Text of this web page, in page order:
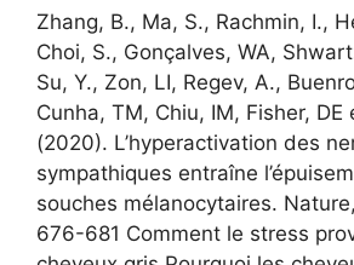
Zhang, B., Ma, S., Rachmin, I.,
Choi, S., Gonçalves, WA,
Su, Y., Zon, LI, Regev, A.,
Cunha, TM, Chiu, IM, Fisher, DE
(2020). L’hyperactivation des
sympathiques entraîne
souches mélanocytaires.
676-681 Comment le stress